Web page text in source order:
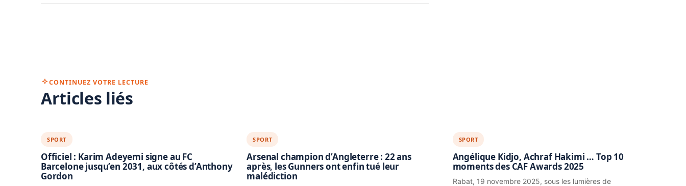
CONTINUEZ VOTRE LECTURE
Articles liés
SPORT
Officiel : Karim Adeyemi signe au FC
Barcelone jusqu’en 2031, aux côtés d’Anthony
Gordon
SPORT
Arsenal champion d’Angleterre : 22 ans
après, les Gunners ont enfin tué leur
malédiction
SPORT
Angélique Kidjo, Achraf Hakimi … Top 10
moments des CAF Awards 2025
Rabat, 19 novembre 2025, sous les lumières de